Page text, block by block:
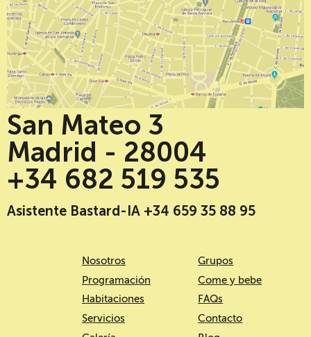
San Mateo 3
Madrid - 28004
+34 682 519 535
Asistente Bastard-IA +34 659 35 88 95
Nosotros
Programación
Habitaciones
Servicios
Grupos
Come y bebe
FAQs
Contacto